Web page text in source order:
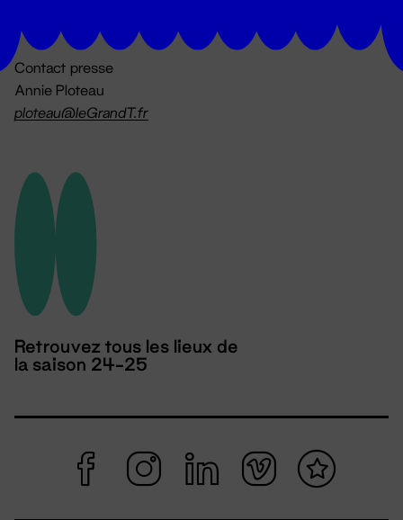
Contact presse
Annie Ploteau
ploteau@leGrandT.fr
Retrouvez tous les lieux de
la saison 24-25